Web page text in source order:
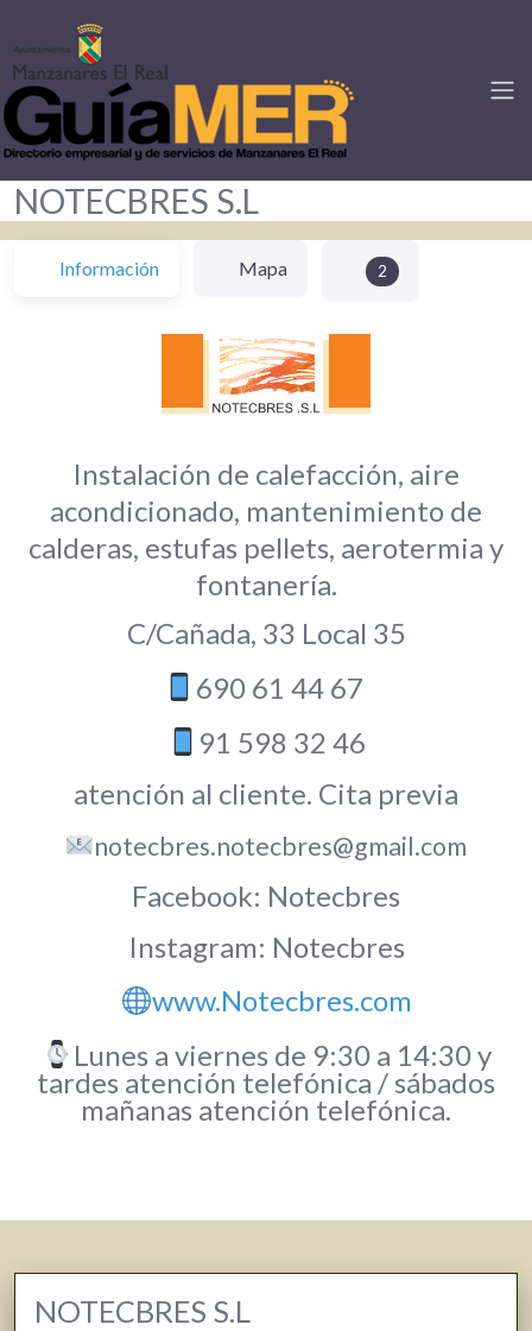
NOTECBRES S.L
Información Mapa 2
Instalación de calefacción, aire
acondicionado, mantenimiento de
calderas, estufas pellets, aerotermia y
fontanería.
C/Cañada, 33 Local 35
690 61 44 67
91 598 32 46
atención al cliente. Cita previa
notecbres.notecbres@gmail.com
Facebook: Notecbres
Instagram: Notecbres
www.Notecbres.com
Lunes a viernes de 9:30 a 14:30 y
tardes atención telefónica / sábados
mañanas atención telefónica.
NOTECBRES S.L